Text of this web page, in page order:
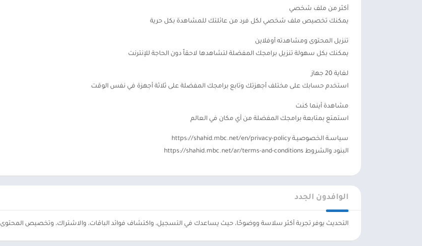
أكثر من ملف شخصي
يمكنك تخصيص ملف شخصي لكل فرد من عائلتك للمشاهدة بكل حرية
تنزيل المحتوى ومشاهدته أوفلاين
يمكنك بكل سهولة تنزيل برامجك المفضلة لتشاهدها لاحقاً دون الحاجة للإنترنت
لغاية 20 جهاز
استخدم حسابك على مختلف أجهزتك وتابع برامجك المفضلة على ثلاثة أجهزة في نفس الوقت
مشاهدة أينما كنت
استمتع بمتابعة برامجك المفضلة من أي مكان في العالم
سياسـة الخصوصيـة https://shahid.mbc.net/en/privacy-policy
البنود والشروط https://shahid.mbc.net/ar/terms-and-conditions
الوافدون الجدد
التحديث يوفر تجربة أكثر سلاسة ووضوحًا، حيث يساعدك في التسجيل، واكتشاف فوائد الباقات، والاشتراك، وتخصيص المحتوى